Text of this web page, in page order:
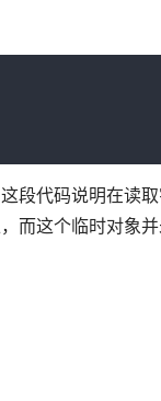
段代码说明在读取
而这个临时对象